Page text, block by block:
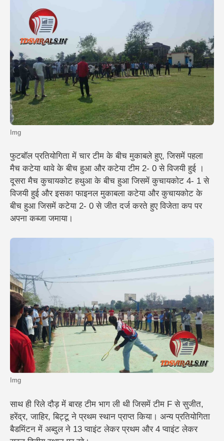
Img
फुटबॉल प्रतियोगिता में चार टीम के बीच मुकाबले हुए, जिसमें पहला
मैच कटेया थावे के बीच हुआ और कटेया टीम 2- 0 से विजयी हुई ।
दूसरा मैच कुचायकोट हथुआ के बीच हुआ जिसमें कुचायकोट 4- 1 से
विजयी हुई और इसका फाइनल मुकाबला कटेया और कुचायकोट के
बीच हुआ जिसमें कटेया 2- 0 से जीत दर्ज करते हुए विजेता कप पर
अपना कब्जा जमाया।
Img
साथ ही रिले दौड़ में बारह टीम भाग ली थी जिसमें टीम F से सुजीत,
हरेंद्र, जाहिर, बिट्टू ने प्रथम स्थान प्राप्त किया। अन्य प्रतियोगिता
बैडमिंटन में अब्दुल ने 13 प्वाइंट लेकर प्रथम और 4 प्वाइंट लेकर